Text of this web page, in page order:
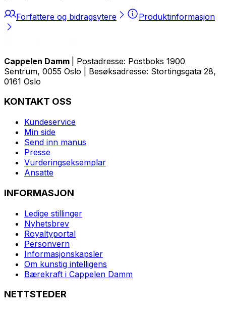
Forfattere og bidragsytere Produktinformasjon
Cappelen Damm
| Postadresse: Postboks 1900
Sentrum, 0055 Oslo | Besøksadresse: Stortingsgata 28,
0161 Oslo
KONTAKT OSS
Kundeservice
Min side
Send inn manus
Presse
Vurderingseksemplar
Ansatte
INFORMASJON
Ledige stillinger
Nyhetsbrev
Royaltyportal
Personvern
Informasjonskapsler
Om kunstig intelligens
Bærekraft i Cappelen Damm
NETTSTEDER